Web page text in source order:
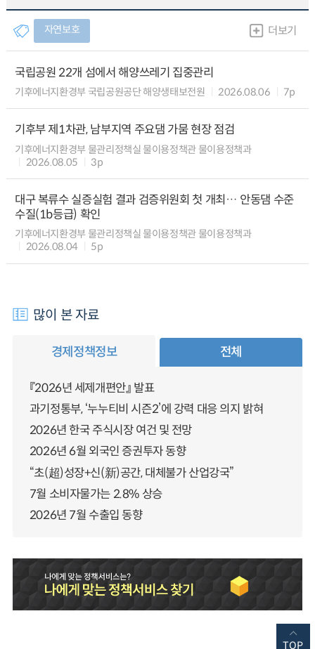
자연보호 더보기
국립공원 22개 섬에서 해양쓰레기 집중관리
기후에너지환경부 국립공원공단 해양생태보전원 2026.08.06 7p
기후부 제1차관, 남부지역 주요댐 가뭄 현장 점검
기후에너지환경부 물관리정책실 물이용정책관 물이용정책과
2026.08.05
3p
대구 복류수 실증실험 결과 검증위원회 첫 개최… 안동댐 수준
수질(1b등급) 확인
기후에너지환경부 물관리정책실 물이용정책관 물이용정책과
2026.08.04
5p
많이 본 자료
경제정책정보 전체
『2026년 세제개편안』 발표
과기정통부, ‘누누티비 시즌2’에 강력 대응 의지 밝혀
2026년 한국 주식시장 여건 및 전망
2026년 6월 외국인 증권투자 동향
“초(超)성장+신(新)공간, 대체불가 산업강국”
7월 소비자물가는 2.8% 상승
2026년 7월 수출입 동향
TOP